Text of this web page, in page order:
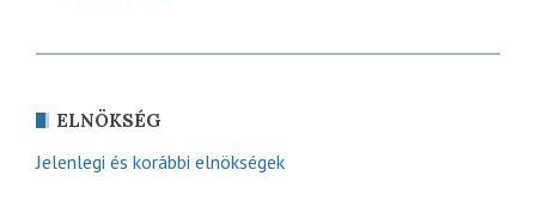
ELNÖKSÉG
Jelenlegi és korábbi elnökségek